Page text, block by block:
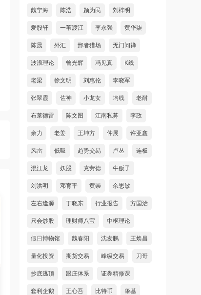
魏宁海 陈浩 颜为民 刘梓明
爱股轩 一苇渡江 李永强 黄华柒
陈晨 外汇 邢者猎场 无门问禅
波浪理论 曾光辉 冯见真 K线
老梁 徐文明 刘惠伦 李晓军
张翠霞 佐神 小龙女 均线 老耐
布莱德雷 陈文图 江南私募 李政
余力 老姜 王坤方 仲展 许亚鑫
风雷 低吸 趋势交易 卢丛 连板
混江龙 妖股 克劳德 牛贩子
刘洪明 邓育平 黄崇 余思敏
左右逢源 丁晓东 行业报告 方国治
只会炒股 理财师八宝 中枢理论
假日博物馆 魏春阳 沈发鹏 王焕昌
量化投资 期货交易 峰级交易 刀哥
抄底逃顶 跟庄体系 证券精修课
套利企鹅 王心吾 比特币 肇基